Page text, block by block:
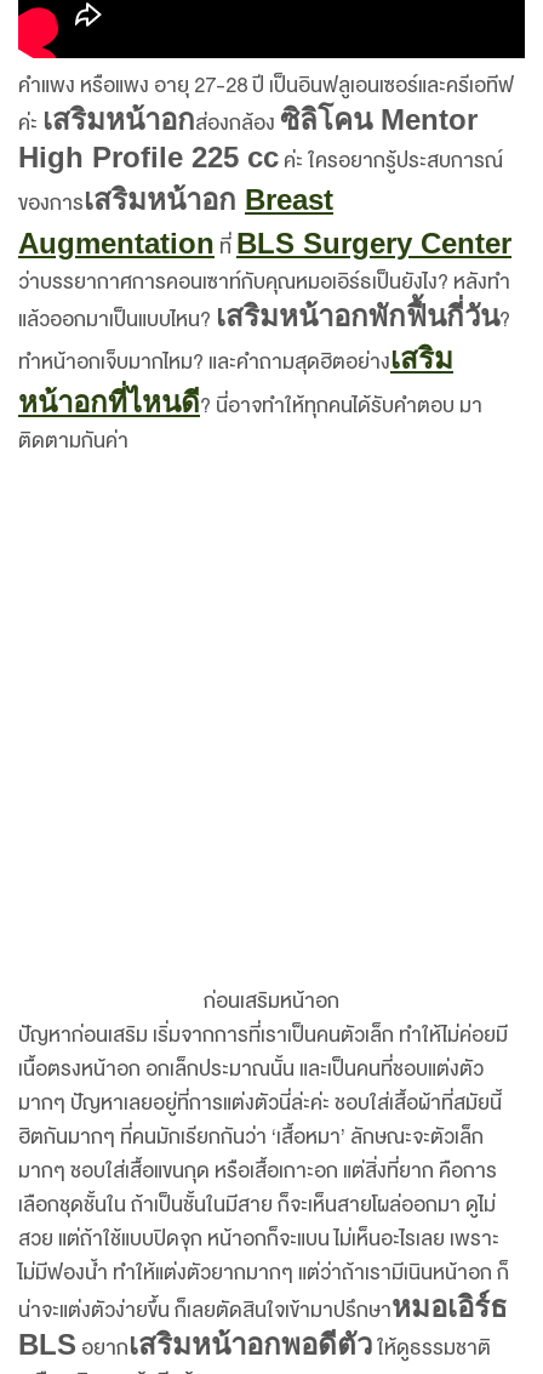
คำแพง หรือแพง อายุ 27-28 ปี เป็นอินฟลูเอนเซอร์และครีเอทีฟ
ค่ะ เสริมหน้าอกส่องกล้องซิลิโคน Mentor
High Profile 225 ccค่ะ ใครอยากรู้ประสบการณ์
ของการเสริมหน้าอก Breast
Augmentation ที่BLS Surgery Center
ว่าบรรยากาศการคอนเซาท์กับคุณหมอเอิร์ธเป็นยังไง? หลังทำ
แล้วออกมาเป็นแบบไหน? เสริมหน้าอกพักฟื้นกี่วัน?
ทำหน้าอกเจ็บมากไหม? และคำถามสุดฮิตอย่างเสริม
หน้าอกที่ไหนดี? นี่อาจทำให้ทุกคนได้รับคำตอบ มา
ติดตามกันค่า
ก่อนเสริมหน้าอก
ปัญหาก่อนเสริม เริ่มจากการที่เราเป็นคนตัวเล็ก ทำให้ไม่ค่อยมี
เนื้อตรงหน้าอก อกเล็กประมาณนั้น และเป็นคนที่ชอบแต่งตัว
มากๆ ปัญหาเลยอยู่ที่การแต่งตัวนี่ล่ะค่ะ ชอบใส่เสื้อผ้าที่สมัยนี้
ฮิตกันมากๆ ที่คนมักเรียกกันว่า ‘เสื้อหมา’ ลักษณะจะตัวเล็ก
มากๆ ชอบใส่เสื้อแขนกุด หรือเสื้อเกาะอก แต่สิ่งที่ยาก คือการ
เลือกชุดชั้นใน ถ้าเป็นชั้นในมีสาย ก็จะเห็นสายโผล่ออกมา ดูไม่
สวย แต่ถ้าใช้แบบปิดจุก หน้าอกก็จะแบน ไม่เห็นอะไรเลย เพราะ
ไม่มีฟองน้ำ ทำให้แต่งตัวยากมากๆ แต่ว่าถ้าเรามีเนินหน้าอก ก็
น่าจะแต่งตัวง่ายขึ้น ก็เลยตัดสินใจเข้ามาปรึกษาหมอเอิร์ธ
BLS อยากเสริมหน้าอกพอดีตัวให้ดูธรรมชาติ